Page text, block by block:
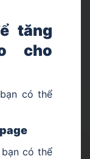
tăng
cho
có thể
có thể